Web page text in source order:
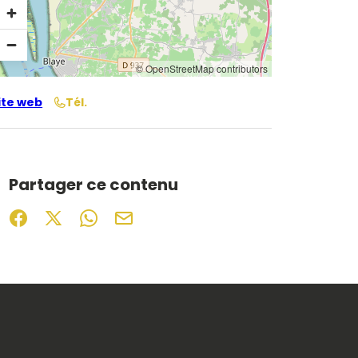
© OpenStreetMap contributors
web Tél.
Partager ce contenu
Partager sur Facebook (nouvelle fenêtre)
Partager sur X / Twitter (nouvelle fenêtre)
Partager sur WhatsApp
Partager par mail